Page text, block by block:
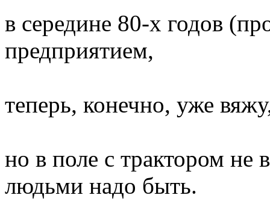
в середине 80-х годов
предприятием,
теперь, конечно, уже
но в поле с трактором не
людьми надо быть.